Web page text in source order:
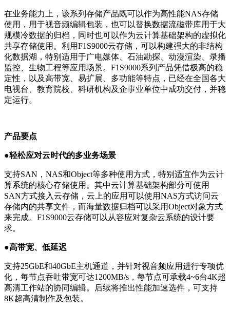
在业务能力上，该系列存储产品既可以作为高性能NAS存储
使用，用于视音频编辑包装，也可以替换数据流磁带库用于大
规模冷数据的归档，同时也可以作为云计算基础架构的虚拟化
共享存储使用。利用F1S9000云存储，可以构建强大的非结构
化数据湖，特别适用于广电媒体、石油勘探、动漫渲染、录播
监控、生物工程等应用场景。F1S9000系列产品凭借极高的稳
定性，以及高带宽、易扩展、多功能等特点，已经在全国各大
电视台、教育院校、科研机构及企事业单位中成功交付，并稳
定运行。
产品要点
●轻松应对云时代的多业务场景
支持SAN，NAS和Object等多种使用方式，特别适宜作为云计
算系统的核心存储使用。其中云计算基础架构部分可使用
SAN方式接入云存储，云上的应用可以使用NAS方式访问云
存储内的共享文件，而海量数据归档可以采用Object对象方式
来完成。F1S9000云存储可以从容应对复杂云系统的设计要
求。
●高带宽、低延迟
支持25GbE和40GbE主机通道，并针对视音频应用进行专项优
化，每节点吞吐带宽可达1200MB/s，每节点可承载4~6台4K超
高清工作站的协同编辑。后续将推出性能加速选件，可支持
8K超高清制作及包装。